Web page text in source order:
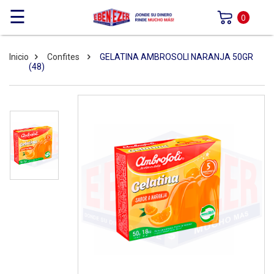
☰ 0
Inicio Confites
GELATINA AMBROSOLI NARANJA 50GR
(48)